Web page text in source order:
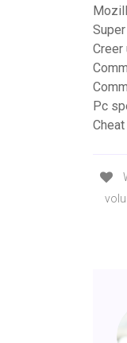
Creer
Pc